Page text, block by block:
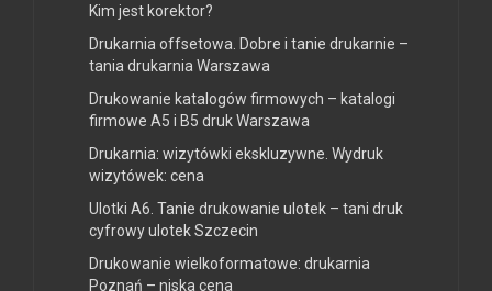
Kim jest korektor?
Drukarnia offsetowa. Dobre i tanie drukarnie –
tania drukarnia Warszawa
Drukowanie katalogów firmowych – katalogi
firmowe A5 i B5 druk Warszawa
Drukarnia: wizytówki ekskluzywne. Wydruk
wizytówek: cena
Ulotki A6. Tanie drukowanie ulotek – tani druk
cyfrowy ulotek Szczecin
Drukowanie wielkoformatowe: drukarnia
Poznań – niska cena